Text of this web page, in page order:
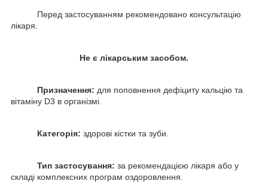
Перед застосуванням рекомендовано консультацію
лікаря.
Не є лікарським засобом.
Призначення: для поповнення дефіциту кальцію та
вітаміну D3 в організмі.
Категорія: здорові кістки та зуби.
Тип застосування: за рекомендацією лікаря або у
складі комплексних програм оздоровлення.